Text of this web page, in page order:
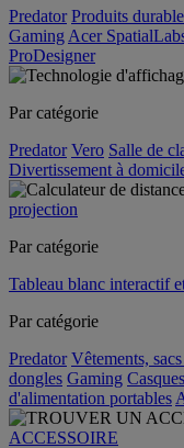
Predator Produits
Gaming Acer
ProDesigner
Par catégorie
Predator Vero Salle de
Divertissement à
projection
Par catégorie
Tableau blanc interactif
Par catégorie
Predator Vêtements,
dongles Gaming
d'alimentation portables
ACCESSOIRE